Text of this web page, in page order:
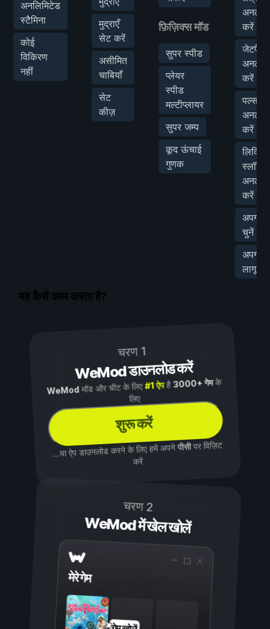
अनलिमिटेड
स्टैमिना
कोई
विकिरण
नहीं
मुद्राएँ
सेट करें
असीमित
चाबियाँ
सेट
कीज़
फ़िज़िक्स मॉड
सुपर स्पीड
प्लेयर
स्पीड
मल्टीप्लायर
सुपर जम्प
कूद ऊंचाई
गुणक
अनलॉक
करें
जेटपैक
अनलॉक
करें
पल्स वेव
अनलॉक
करें
लिक्विड
स्लॉट
अनलॉक
करें
अपग्रेड
चुनें
अपग्रेड
लागू करें
यह कैसे काम करता है?
चरण 1
WeMod डाउनलोड करें
WeMod मॉड और चीट के लिए#1 ऐपहै3000+ गेमके
लिए
शुरू करें
...या ऐप डाउनलोड करने के लिए हमें अपनेपीसीपर विज़िट
करें
चरण 2
WeMod में खेल खोलें
मेरे गेम